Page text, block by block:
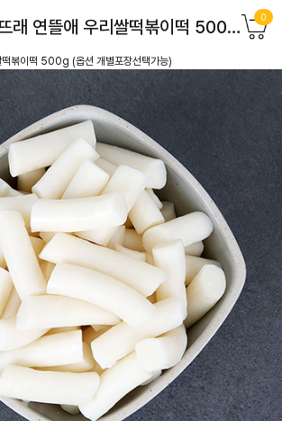
[연뜰애] 굿뜨래 연뜰애 우리쌀떡볶이떡 500g (옵션 개별포장선택가능) 0
떡볶이떡 500g (옵션 개별포장선택가능)